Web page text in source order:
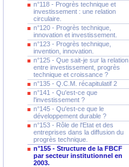
n°118 - Progrès technique et
investissement : une relation
circulaire.
n°120 - Progrès technique,
innovation et investissement.
n°123 - Progrès technique,
invention, innovation.
n°125 - Que sait-je sur la relation
entre investissement, progrès
technique et croissance ?
n°135 - Q.C.M. récapitulatif 2
n°141 - Qu'est-ce que
l'investissement ?
n°145 - Qu'est-ce que le
développement durable ?
n°153 - Rôle de l'Etat et des
entreprises dans la diffusion du
progrès technique.
n°155 - Structure de la FBCF
par secteur institutionnel en
2003.